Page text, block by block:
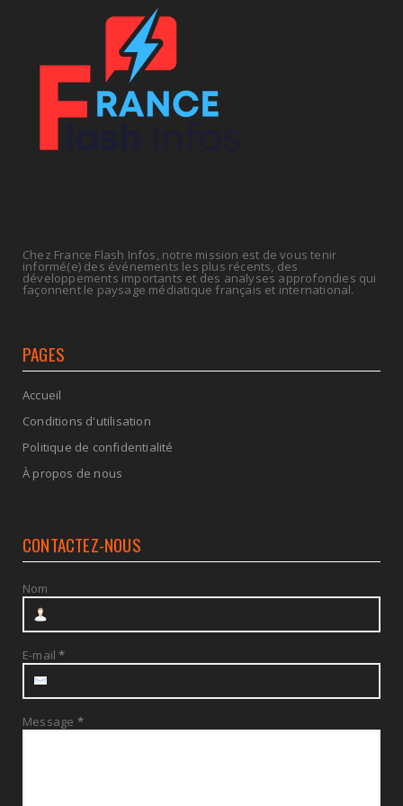
frein sur les ...
La rentrée sera-t-elle chaude dans la fonction
publique ? Le...
Chez France Flash Infos, notre mission est de vous tenir
informé(e) des événements les plus récents, des
développements importants et des analyses approfondies qui
façonnent le paysage médiatique français et international.
PAGES
Accueil
Conditions d'utilisation
Politique de confidentialité
À propos de nous
CONTACTEZ-NOUS
Nom
E-mail*
Message *